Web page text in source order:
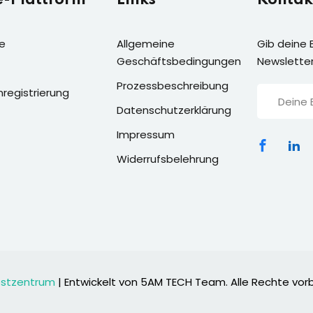
Allgemeine
Geschäftsbedingungen
Prozessbeschreibung
Datenschutzerklärung
Impressum
Widerrufsbelehrung
Gib deine
| Entwickelt von 5AM TECH Team. Alle Rechte